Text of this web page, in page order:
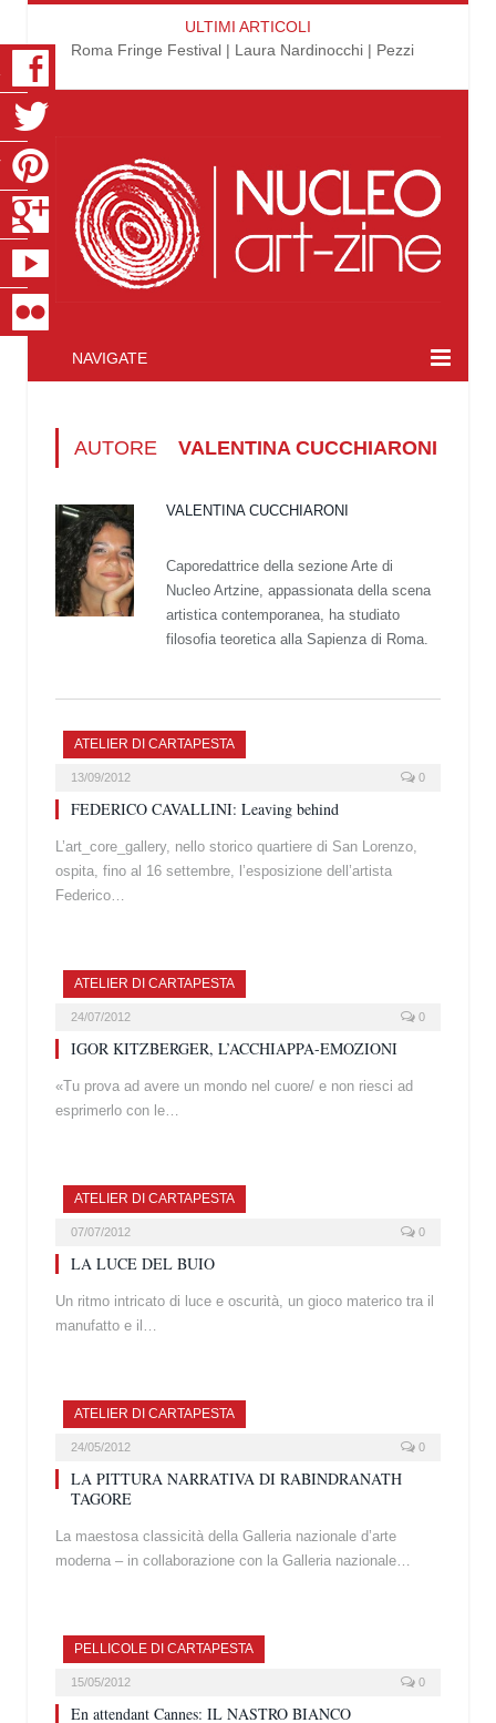
ULTIMI ARTICOLI
Roma Fringe Festival | Laura Nardinocchi | Pezzi
NAVIGATE
AUTORE VALENTINA CUCCHIARONI
VALENTINA CUCCHIARONI
Caporedattrice della sezione Arte di
Nucleo Artzine, appassionata della scena
artistica contemporanea, ha studiato
filosofia teoretica alla Sapienza di Roma.
ATELIER DI CARTAPESTA
13/09/2012 0
FEDERICO CAVALLINI: Leaving behind
L’art_core_gallery, nello storico quartiere di San Lorenzo,
ospita, fino al 16 settembre, l’esposizione dell’artista
Federico…
ATELIER DI CARTAPESTA
24/07/2012 0
IGOR KITZBERGER, L’ACCHIAPPA-EMOZIONI
«Tu prova ad avere un mondo nel cuore/ e non riesci ad
esprimerlo con le…
ATELIER DI CARTAPESTA
07/07/2012 0
LA LUCE DEL BUIO
Un ritmo intricato di luce e oscurità, un gioco materico tra il
manufatto e il…
ATELIER DI CARTAPESTA
24/05/2012 0
LA PITTURA NARRATIVA DI RABINDRANATH
TAGORE
La maestosa classicità della Galleria nazionale d’arte
moderna – in collaborazione con la Galleria nazionale…
PELLICOLE DI CARTAPESTA
15/05/2012 0
En attendant Cannes: IL NASTRO BIANCO